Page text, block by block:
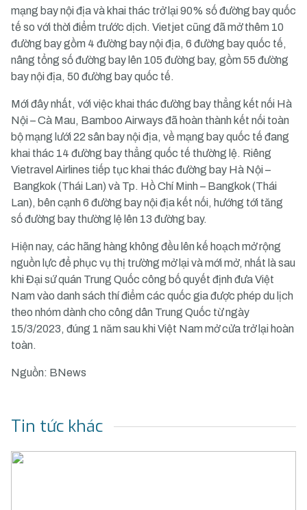
mạng bay nội địa và khai thác trở lại 90% số đường bay quốc
tế so với thời điểm trước dịch. Vietjet cũng đã mở thêm 10
đường bay gồm 4 đường bay nội địa, 6 đường bay quốc tế,
nâng tổng số đường bay lên 105 đường bay, gồm 55 đường
bay nội địa, 50 đường bay quốc tế.
Mới đây nhất, với việc khai thác đường bay thẳng kết nối Hà
Nội – Cà Mau, Bamboo Airways đã hoàn thành kết nối toàn
bộ mạng lưới 22 sân bay nội địa, về mạng bay quốc tế đang
khai thác 14 đường bay thẳng quốc tế thường lệ. Riêng
Vietravel Airlines tiếp tục khai thác đường bay Hà Nội –
Bangkok (Thái Lan) và Tp. Hồ Chí Minh – Bangkok (Thái
Lan), bên cạnh 6 đường bay nội địa kết nối, hướng tới tăng
số đường bay thường lệ lên 13 đường bay.
Hiện nay, các hãng hàng không đều lên kế hoạch mở rộng
nguồn lực để phục vụ thị trường mở lại và mới mở, nhất là sau
khi Đại sứ quán Trung Quốc công bố quyết định đưa Việt
Nam vào danh sách thí điểm các quốc gia được phép du lịch
theo nhóm dành cho công dân Trung Quốc từ ngày
15/3/2023, đúng 1 năm sau khi Việt Nam mở cửa trở lại hoàn
toàn.
Nguồn: BNews
Tin tức khác